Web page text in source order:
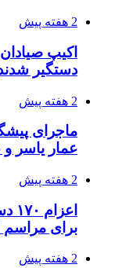
2 هفته پیش
اکیپ
دستگیر
2 هفته پیش
ماجرای
عمار یاسر و
2 هفته پیش
برای مراسم
2 هفته پیش